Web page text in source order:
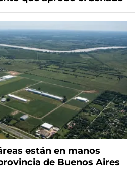
están en manos
de Buenos Aires